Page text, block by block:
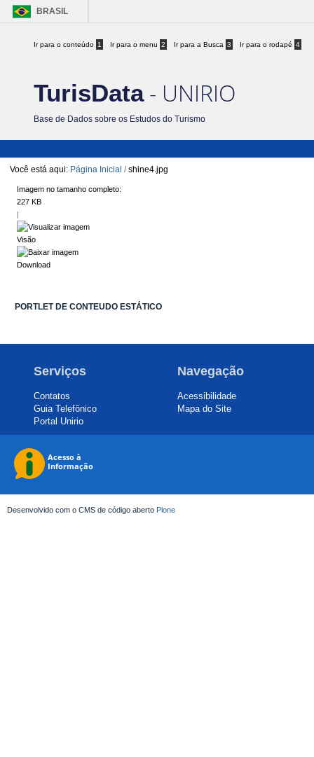
BRASIL
Ir para o conteúdo 1 Ir para o menu 2 Ir para a Busca 3 Ir para o rodapé 4
TurisData- UNIRIO
Base de Dados sobre os Estudos do Turismo
Você está aqui: Página Inicial /shine4.jpg
Imagem no tamanho completo:
227 KB
|
Visão
Download
PORTLET DE CONTEUDO ESTÁTICO
Serviços
Contatos
Guia Telefônico
Portal Unirio
Navegação
Acessibilidade
Mapa do Site
Desenvolvido com o CMS de código aberto Plone